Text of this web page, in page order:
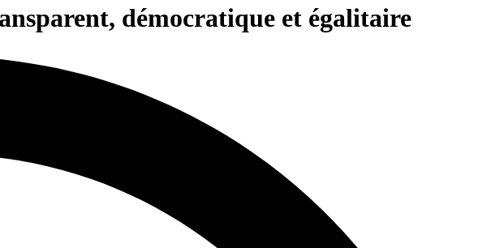
démocratique et égalitaire